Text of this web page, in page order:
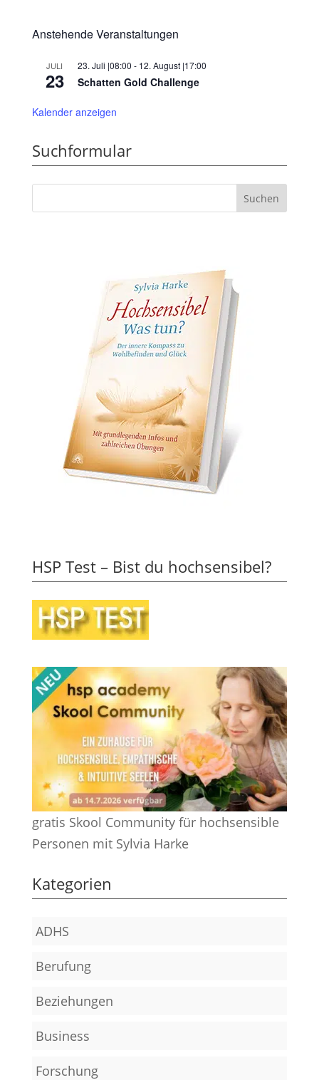
Anstehende Veranstaltungen
JULI
23
23. Juli |08:00 - 12. August |17:00
Schatten Gold Challenge
Kalender anzeigen
Suchformular
HSP Test – Bist du hochsensibel?
gratis Skool Community für hochsensible
Personen mit Sylvia Harke
Kategorien
ADHS
Berufung
Beziehungen
Business
Forschung